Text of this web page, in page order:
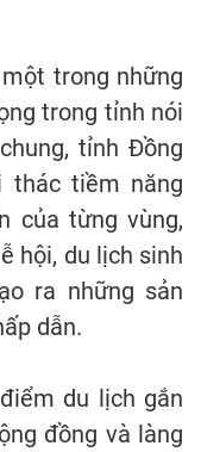
trong những
trong tỉnh nói
tỉnh Đồng
thác tiềm năng
của từng vùng,
hội, du lịch sinh
ra những sản
dẫn.
du lịch gắn
đồng và làng